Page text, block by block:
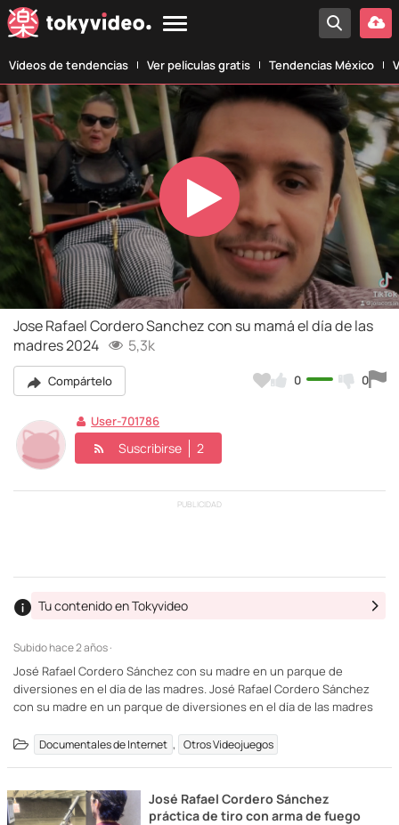
Vídeos de tendencias Ver películas gratis Tendencias México
Play
Video
Jose Rafael Cordero Sanchez con su mamá el día de las
madres 2024
5,3k
Compártelo 0 0
User-701786
Suscribirse 2
PUBLICIDAD
Subidohace 2 años ·
Tu contenido en Tokyvideo
José Rafael Cordero Sánchez con su madre en un parque de
diversiones en el día de las madres. José Rafael Cordero Sánchez
con su madre en un parque de diversiones en el día de las madres
Documentales de Internet , Otros Videojuegos
José Rafael Cordero Sánchez
práctica de tiro con arma de fuego